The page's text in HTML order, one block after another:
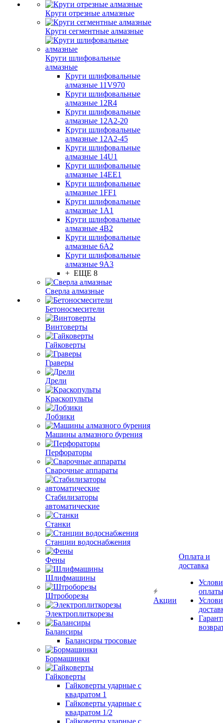
Круги отрезные алмазные
Круги сегментные алмазные
Круги шлифовальные
алмазные
Круги шлифовальные
алмазные 11V970
Круги шлифовальные
алмазные 12R4
Круги шлифовальные
алмазные 12А2-20
Круги шлифовальные
алмазные 12А2-45
Круги шлифовальные
алмазные 14U1
Круги шлифовальные
алмазные 14ЕЕ1
Круги шлифовальные
алмазные 1FF1
Круги шлифовальные
алмазные 1А1
Круги шлифовальные
алмазные 4В2
Круги шлифовальные
алмазные 6A2
Круги шлифовальные
алмазные 9А3
+ ЕЩЕ 8
Сверла алмазные
Бетоносмесители
Винтоверты
Гайковерты
Граверы
Дрели
Краскопульты
Лобзики
Машины алмазного бурения
Перфораторы
Сварочные аппараты
Стабилизаторы
автоматические
Станки
Станции водоснабжения
Фены
Шлифмашины
Штроборезы
Электроплиткорезы
Балансиры
Балансиры тросовые
Бормашинки
Гайковерты
Гайковерты ударные с
квадратом 1
Гайковерты ударные с
квадратом 1/2
Гайковерты ударные с
Акции
Оплата и
доставка
оплаты